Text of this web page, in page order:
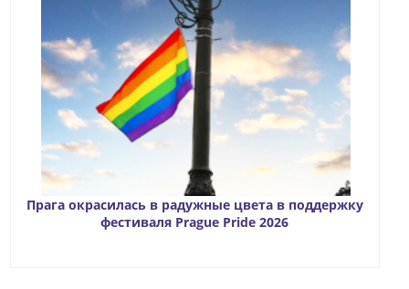
Прага окрасилась в радужные цвета в поддержку
фестиваля Prague Pride 2026